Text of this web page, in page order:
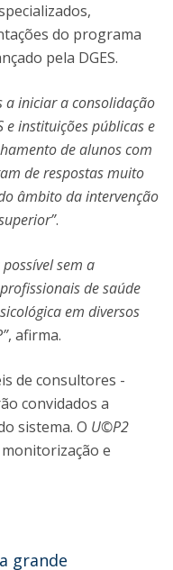
do programa
pela DGES.
a iniciar a consolidação
e instituições públicas e
de alunos com
de respostas muito
âmbito da intervenção
.
sem a
de saúde
em diversos
, afirma.
de consultores -
convidados a
sistema. O U©P2
e
grande